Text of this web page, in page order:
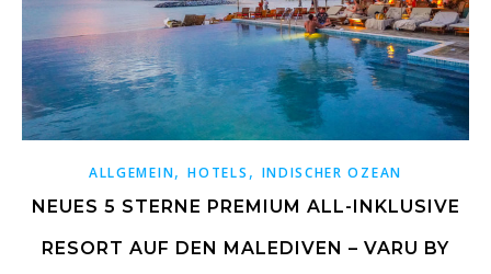
ALLGEMEIN,HOTELS , INDISCHER OZEAN
NEUES 5 STERNE PREMIUM ALL-INKLUSIVE
RESORT AUF DEN MALEDIVEN – VARU BY